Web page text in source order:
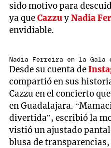
sido motivo para
ya queCazzuyNadia
envidiable.
Nadia Ferreira en la Gala
Desde su cuenta de
compartió en sus
Cazzu en el concierto
en Guadalajara.
divertida”, escribió la
vistió un ajustado
blusa de